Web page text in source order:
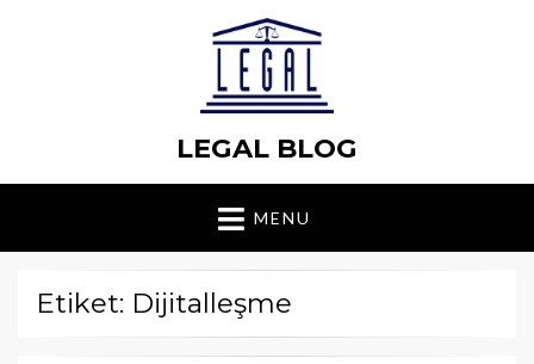
LEGAL BLOG
MENU
Etiket: Dijitalleşme